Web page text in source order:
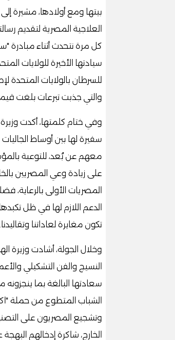
بيتها ومع أولادها، مشيرة
العلاجية المصرية لتقديم
كل مرة نتحدث أثناء مبادرة
سيادتها الأخيرة للولايات
والتي جذبت تبرعات بلغت قيمتها 600 ألف دولار خلال
وفي ختام كلمتها، أكدت
سفيرة لها بين أوساط
معهم عن بُعد، للتوعية
على زيادة وعي المصريين
المصريات الأولى بالرعاية،
الدعم اللازم لها في ظل
تكون مغايرة لعاداتنا وتقاليدنا.
وخلال الجولة، أشادت وزيرة
النسيج والفن التشكيلي
سعادتها البالغة بما
الشباب المتطوع من حملة
وتشجيع المصريون على
الخارج، شاكرة إدخالهم